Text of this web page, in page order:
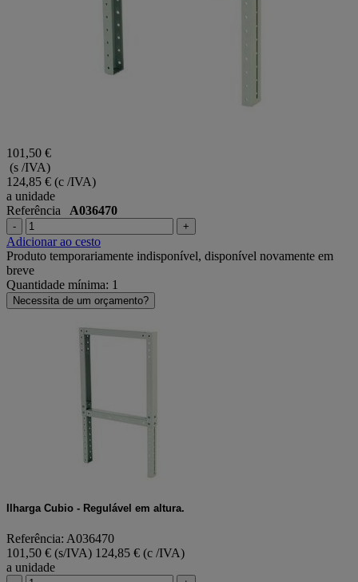
101,50 €
(s /IVA)
124,85 € (c /IVA)
a unidade
Referência A036470
- +
Adicionar ao cesto
Produto temporariamente indisponível, disponível novamente em
breve
Quantidade mínima: 1
Necessita de um orçamento?
Ilharga Cubio - Regulável em altura.
Referência: A036470
101,50 € (s/IVA) 124,85 € (c /IVA)
a unidade